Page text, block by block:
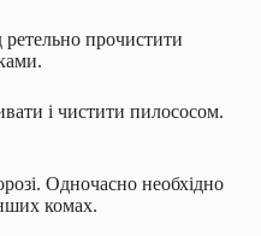
ретельно прочистити
і чистити пилососом.
Одночасно необхідно
комах.